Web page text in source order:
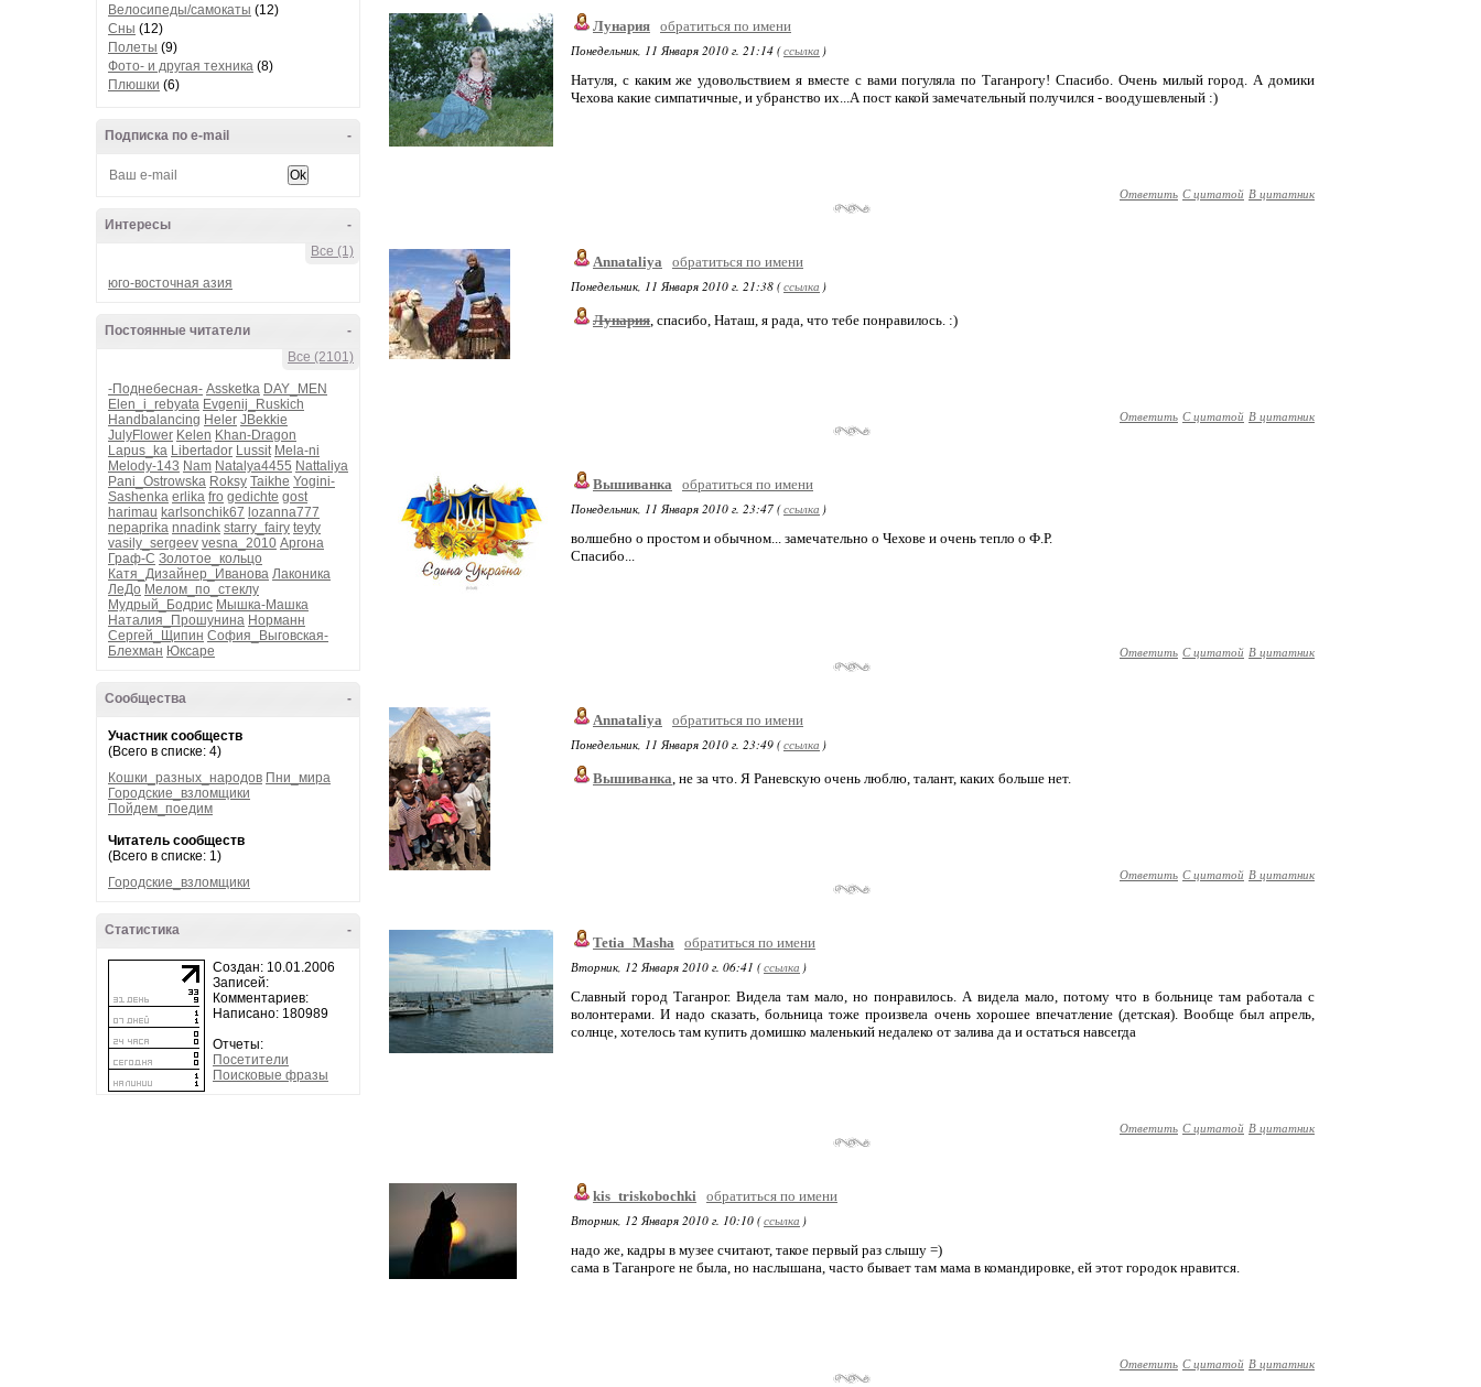
Велосипеды/самокаты (12)
Сны (12)
Полеты (9)
Фото- и другая техника (8)
Плюшки (6)
-
Подписка по e-mail
-
Интересы
Все (1)
юго-восточная азия
-
Постоянные читатели
Все (2101)
-Поднебесная- Assketka DAY_MEN
Elen_i_rebyata Evgenij_Ruskich
Handbalancing Heler JBekkie
JulyFlower Kelen Khan-Dragon
Lapus_ka Libertador Lussit Mela-ni
Melody-143 Nam Natalya4455 Nattaliya
Pani_Ostrowska Roksy Taikhe Yogini-
Sashenka erlika fro gedichte gost
harimau karlsonchik67 lozanna777
nepaprika nnadink starry_fairy teyty
vasily_sergeev vesna_2010 Аргона
Граф-С Золотое_кольцо
Катя_Дизайнер_Иванова Лаконика
ЛеДо Мелом_по_стеклу
Мудрый_Бодрис Мышка-Машка
Наталия_Прошунина Норманн
Сергей_Щипин София_Выговская-
Блехман Юксаре
-
Сообщества
Участник сообществ
(Всего в списке: 4)
Кошки_разных_народов Пни_мира
Городские_взломщики
Пойдем_поедим
Читатель сообществ
(Всего в списке: 1)
Городские_взломщики
-
Статистика
Создан: 10.01.2006
Записей:
Комментариев:
Написано: 180989
Отчеты:
Посетители
Поисковые фразы
Лунария обратиться по имени
Понедельник, 11 Января 2010 г. 21:14 (ссылка )
Натуля, с каким же удовольствием я вместе с вами погуляла по Таганрогу! Спасибо. Очень милый город. А домики
Чехова какие симпатичные, и убранство их...А пост какой замечательный получился - воодушевленый :)
Ответить С цитатой В цитатник
Annataliya
обратиться по имени
Понедельник, 11 Января 2010 г. 21:38 (ссылка )
Лунария, спасибо, Наташ, я рада, что тебе понравилось. :)
Ответить С цитатой В цитатник
Вышиванка
обратиться по имени
Понедельник, 11 Января 2010 г. 23:47 (ссылка )
волшебно о простом и обычном... замечательно о Чехове и очень тепло о Ф.Р.
Спасибо...
Ответить С цитатой В цитатник
Annataliya
обратиться по имени
Понедельник, 11 Января 2010 г. 23:49 (ссылка )
Вышиванка, не за что. Я Раневскую очень люблю, талант, каких больше нет.
Ответить С цитатой В цитатник
Tetia_Masha
обратиться по имени
Вторник, 12 Января 2010 г. 06:41 (ссылка )
Славный город Таганрог. Видела там мало, но понравилось. А видела мало, потому что в больнице там работала с
волонтерами. И надо сказать, больница тоже произвела очень хорошее впечатление (детская). Вообще был апрель,
солнце, хотелось там купить домишко маленький недалеко от залива да и остаться навсегда
Ответить С цитатой В цитатник
kis_triskobochki обратиться по имени
Вторник, 12 Января 2010 г. 10:10 (ссылка )
надо же, кадры в музее считают, такое первый раз слышу =)
сама в Таганроге не была, но наслышана, часто бывает там мама в командировке, ей этот городок нравится.
Ответить С цитатой В цитатник